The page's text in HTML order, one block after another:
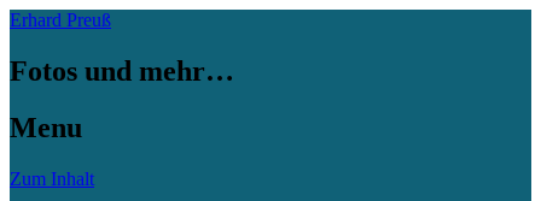
Erhard Preuß
Fotos und mehr…
Menu
Zum Inhalt